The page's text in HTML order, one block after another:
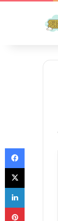
Facebook
X
LinkedIn
Pinterest